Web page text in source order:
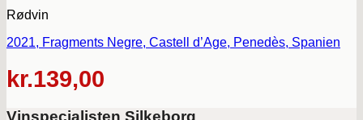
Rødvin
2021, Fragments Negre, Castell d’Age, Penedès, Spanien
kr.139,00
Vinspecialisten Silkeborg